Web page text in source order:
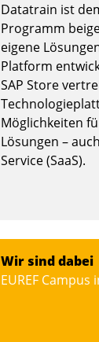
Datatrain ist
Programm
eigene
Platform
SAP Store
Möglichkeiten
Lösungen –
Service (SaaS).
Wir sind dabei
EUREF Campus